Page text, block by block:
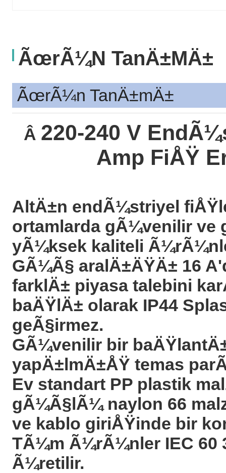
ÃœrÃ¼n TanÄ±mÄ±
ÃœrÃ¼n TanÄ±mÄ±
Â 220-240 V
Amp FiÅŸ
AltÄ±n endÃ¼striyel
ortamlarda gÃ¼venilir ve
yÃ¼ksek kaliteli
GÃ¼Ã§ aralÄ±ÄŸÄ± 16
farklÄ± piyasa talebini
baÄŸlÄ± olarak IP44
geÃ§irmez.
GÃ¼venilir bir
yapÄ±lmÄ±ÅŸ temas
Ev standart PP plastik
gÃ¼Ã§lÃ¼ naylon 66
ve kablo giriÅŸinde bir
TÃ¼m Ã¼rÃ¼nler IEC 60
Ã¼retilir.